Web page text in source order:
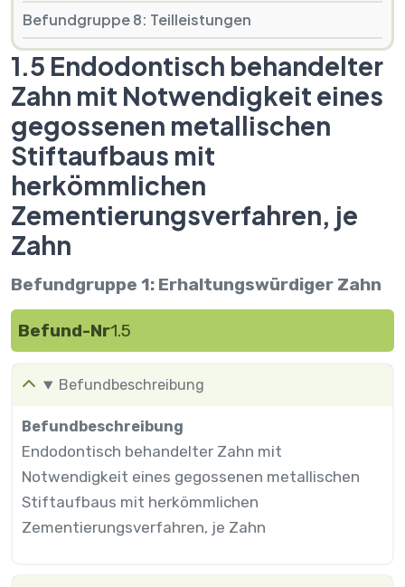
Befundgruppe 8: Teilleistungen
1.5 Endodontisch behandelter
Zahn mit Notwendigkeit eines
gegossenen metallischen
Stiftaufbaus mit
herkömmlichen
Zementierungsverfahren, je
Zahn
Befundgruppe 1: Erhaltungswürdiger Zahn
Befund-Nr1.5
Befundbeschreibung
Befundbeschreibung
Endodontisch behandelter Zahn mit
Notwendigkeit eines gegossenen metallischen
Stiftaufbaus mit herkömmlichen
Zementierungsverfahren, je Zahn